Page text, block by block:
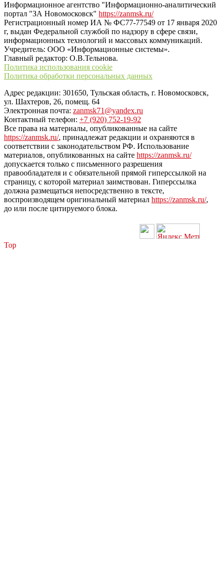
Информационное агентство "Информационно-аналитический
портал "ЗА Новомосковск" https://zanmsk.ru/
Регистрационный номер ИА № ФС77-77549 от 17 января 2020
г, выдан Федеральной службой по надзору в сфере связи,
информационных технологий и массовых коммуникаций.
Учредитель: ООО «Информационные системы».
Главный редактор: О.В.Тельнова.
Политика использования cookie
Политика обработки персональных данных
Адрес редакции: 301650, Тульская область, г. Новомосковск,
ул. Шахтеров, 26, помещ. 64
Электронная почта: zanmsk71@yandex.ru
Контактный телефон: +7 (920) 752-19-92
Все права на материалы, опубликованные на сайте
https://zanmsk.ru/, принадлежат редакции и охраняются в
соответствии с законодательством РФ. Использование
материалов, опубликованных на сайте https://zanmsk.ru/
допускается только с письменного разрешения
правообладателя и с обязательной прямой гиперссылкой на
страницу, с которой материал заимствован. Гиперссылка
должна размещаться непосредственно в тексте,
воспроизводящем оригинальный материал https://zanmsk.ru/,
до или после цитируемого блока.
Top